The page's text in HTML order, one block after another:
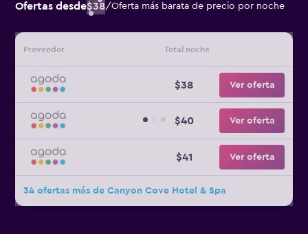
Ofertas desde$38/Oferta más barata de precio por noche
Proveedor Total noche
$38 Ver oferta
$40 Ver oferta
$41 Ver oferta
34 ofertas más de Canyon Cove Hotel & Spa